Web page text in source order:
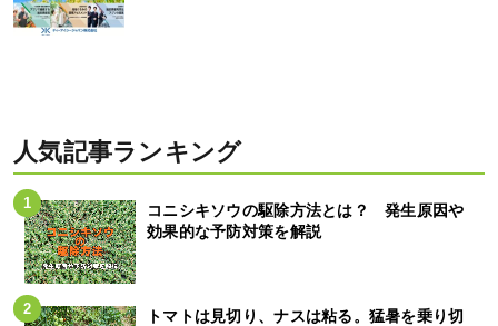
人気記事ランキング
コニシキソウの駆除方法とは？ 発生原因や
効果的な予防対策を解説
トマトは見切り、ナスは粘る。猛暑を乗り切